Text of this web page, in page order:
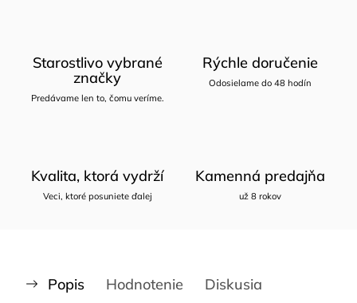
Starostlivo vybrané
značky
Predávame len to, čomu veríme.
Rýchle doručenie
Odosielame do 48 hodín
Kvalita, ktorá vydrží
Veci, ktoré posuniete ďalej
Kamenná predajňa
už 8 rokov
Popis Hodnotenie Diskusia